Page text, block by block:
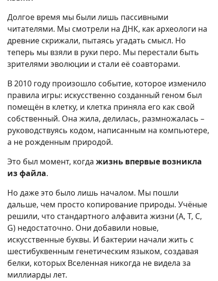
Долгое время мы были лишь пассивными
читателями. Мы смотрели на ДНК, как археологи на
древние скрижали, пытаясь угадать смысл. Но
теперь мы взяли в руки перо. Мы перестали быть
зрителями эволюции и стали её соавторами.
В 2010 году произошло событие, которое изменило
правила игры: искусственно созданный геном был
помещён в клетку, и клетка приняла его как свой
собственный. Она жила, делилась, размножалась –
руководствуясь кодом, написанным на компьютере,
а не рожденным природой.
Это был момент, когда жизнь впервые возникла
из файла.
Но даже это было лишь началом. Мы пошли
дальше, чем просто копирование природы. Учёные
решили, что стандартного алфавита жизни (A, T, C,
G) недостаточно. Они добавили новые,
искусственные буквы. И бактерии начали жить с
шестибуквенным генетическим языком, создавая
белки, которых Вселенная никогда не видела за
миллиарды лет.